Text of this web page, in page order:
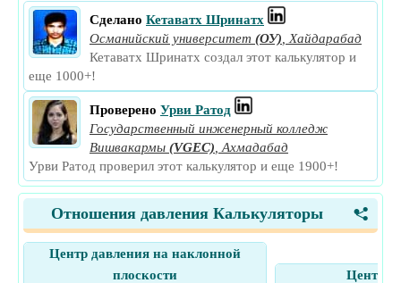
Сделано Кетаватх Шринатх
Османийский университет (ОУ)
Хайдарабад
Кетаватх Шринатх создал этот калькулятор и
еще 1000+!
Проверено Урви Ратод
Государственный инженерный колледж
Вишвакармы (VGEC) Ахмадабад
Урви Ратод проверил этот калькулятор и еще 1900+!
<
Отношения давления Калькуляторы
Центр давления на наклонной
плоскости
Центр